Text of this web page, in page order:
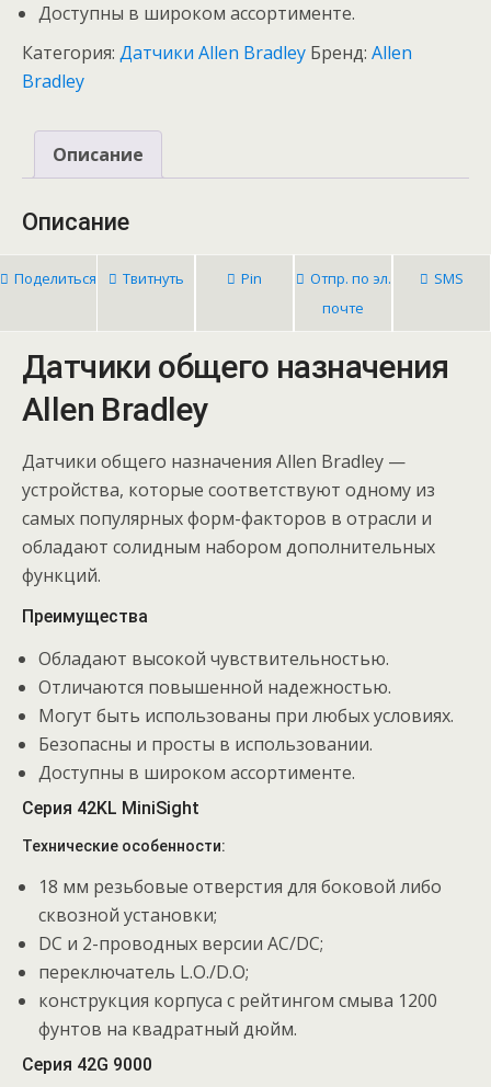
Доступны в широком ассортименте.
Категория: Датчики Allen Bradley Бренд: Allen
Bradley
Описание
Описание
Поделиться Твитнуть Pin
Отпр. по эл.
почте
SMS
Датчики общего назначения
Allen Bradley
Датчики общего назначения Allen Bradley —
устройства, которые соответствуют одному из
самых популярных форм-факторов в отрасли и
обладают солидным набором дополнительных
функций.
Преимущества
Обладают высокой чувствительностью.
Отличаются повышенной надежностью.
Могут быть использованы при любых условиях.
Безопасны и просты в использовании.
Доступны в широком ассортименте.
Серия 42KL MiniSight
Технические особенности:
18 мм резьбовые отверстия для боковой либо
сквозной установки;
DC и 2-проводных версии AC/DC;
переключатель L.O./D.O;
конструкция корпуса с рейтингом смыва 1200
фунтов на квадратный дюйм.
Серия 42G 9000